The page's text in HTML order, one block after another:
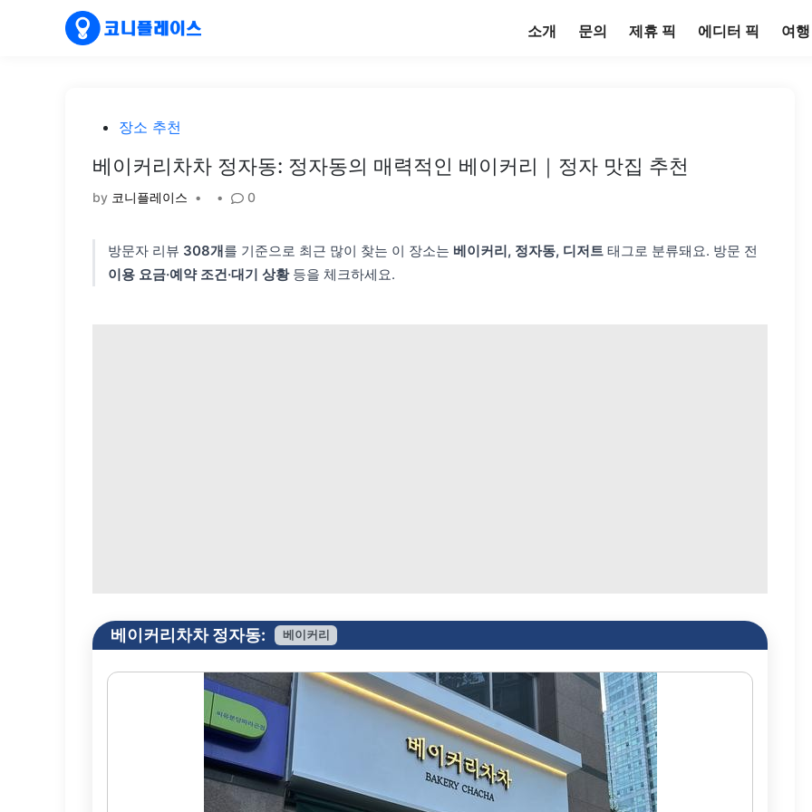
소개 문의 제휴 픽 에디터 픽 여
Posted장소 추천
베이커리차차 정자동: 정자동의 매력적인 베이커리｜정자 맛집 추천
by 코니플레이스 • • 0
방문자 리뷰 308개를 기준으로 최근 많이 찾는 이 장소는 베이커리, 정자동, 디저트 태그로 분류돼요. 방문 전
이용 요금·예약 조건·대기 상황등을 체크하세요.
베이커리차차 정자동: 베이커리